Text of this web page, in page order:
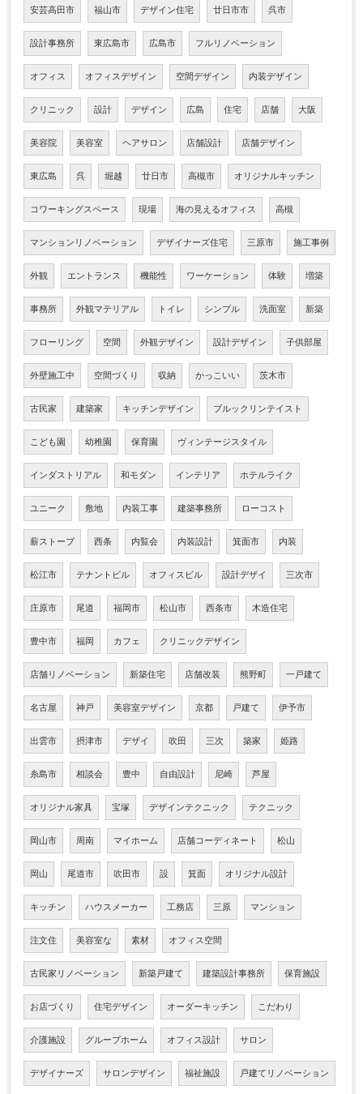
安芸高田市 福山市 デザイン住宅 廿日市市 呉市
設計事務所 東広島市 広島市 フルリノベーション
オフィス オフィスデザイン 空間デザイン 内装デザイン
クリニック 設計 デザイン 広島 住宅 店舗 大阪
美容院 美容室 ヘアサロン 店舗設計 店舗デザイン
東広島 呉 堀越 廿日市 高槻市 オリジナルキッチン
コワーキングスペース 現場 海の見えるオフィス 高槻
マンションリノベーション デザイナーズ住宅 三原市 施工事例
外観 エントランス 機能性 ワーケーション 体験 増築
事務所 外観マテリアル トイレ シンプル 洗面室 新築
フローリング 空間 外観デザイン 設計デザイン 子供部屋
外壁施工中 空間づくり 収納 かっこいい 茨木市
古民家 建築家 キッチンデザイン ブルックリンテイスト
こども園 幼稚園 保育園 ヴィンテージスタイル
インダストリアル 和モダン インテリア ホテルライク
ユニーク 敷地 内装工事 建築事務所 ローコスト
薪ストーブ 西条 内覧会 内装設計 箕面市 内装
松江市 テナントビル オフィスビル 設計デザイ 三次市
庄原市 尾道 福岡市 松山市 西条市 木造住宅
豊中市 福岡 カフェ クリニックデザイン
店舗リノベーション 新築住宅 店舗改装 熊野町 一戸建て
名古屋 神戸 美容室デザイン 京都 戸建て 伊予市
出雲市 摂津市 デザイ 吹田 三次 築家 姫路
糸島市 相談会 豊中 自由設計 尼崎 芦屋
オリジナル家具 宝塚 デザインテクニック テクニック
岡山市 周南 マイホーム 店舗コーディネート 松山
岡山 尾道市 吹田市 設 箕面 オリジナル設計
キッチン ハウスメーカー 工務店 三原 マンション
注文住 美容室な 素材 オフィス空間
古民家リノベーション 新築戸建て 建築設計事務所 保育施設
お店づくり 住宅デザイン オーダーキッチン こだわり
介護施設 グループホーム オフィス設計 サロン
デザイナーズ サロンデザイン 福祉施設 戸建てリノベーション